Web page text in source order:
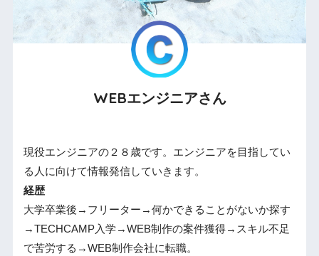
WEBエンジニアさん
現役エンジニアの２８歳です。エンジニアを目指してい
る人に向けて情報発信していきます。
経歴
大学卒業後→フリーター→何かできることがないか探す
→TECHCAMP入学→WEB制作の案件獲得→スキル不足
で苦労する→WEB制作会社に転職。